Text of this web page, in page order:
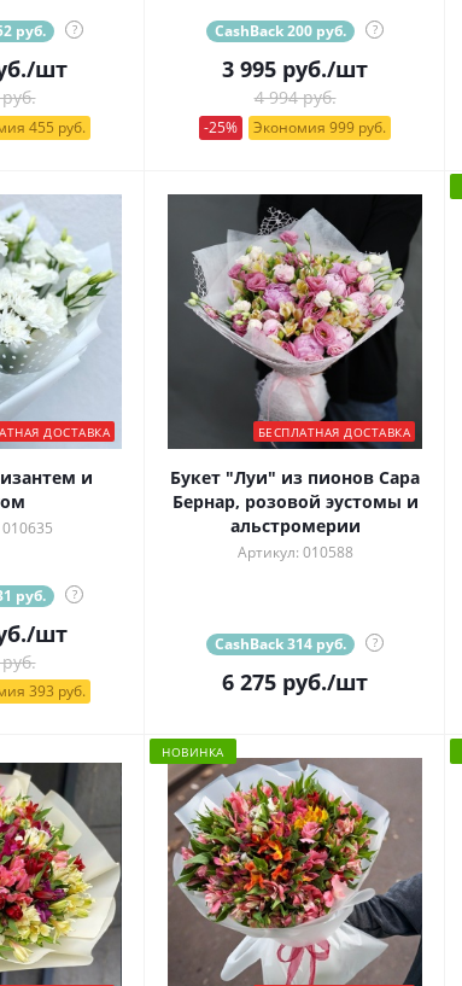
руб. ?
/шт
455 руб.
CashBack 200 руб. ?
3 995 руб./шт
4 994 руб.
-25% Экономия 999 руб.
ДОСТАВКА
и
руб. ?
/шт
393 руб.
БЕСПЛАТНАЯ ДОСТАВКА
Букет "Луи" из пионов Сара
Бернар, розовой эустомы и
альстромерии
Артикул: 010588
CashBack 314 руб. ?
6 275 руб./шт
НОВИНКА